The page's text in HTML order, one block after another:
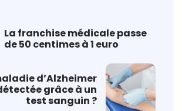
La franchise médicale passe
de 50 centimes à 1 euro
d’Alzheimer
grâce à un
test sanguin ?